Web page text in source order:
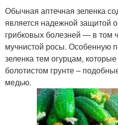
Обычная аптечная зеленка
является надежной защитой
грибковых болезней — в том
мучнистой росы. Особенную
зеленка тем огурцам,
болотистом грунте –
медью.